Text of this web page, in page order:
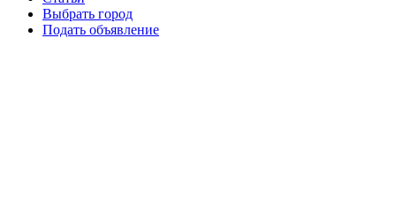
Выбрать город
Подать объявление